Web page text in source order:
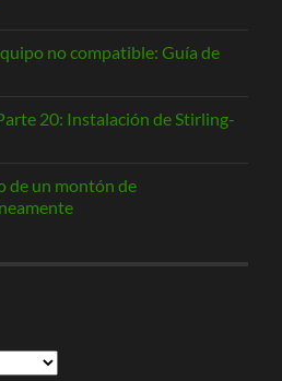
no compatible: Guía de
20: Instalación de Stirling-
de un montón de